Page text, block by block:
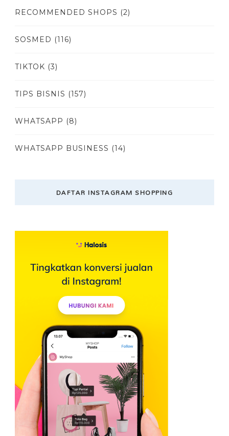
RECOMMENDED SHOPS (2)
SOSMED (116)
TIKTOK (3)
TIPS BISNIS (157)
WHATSAPP (8)
WHATSAPP BUSINESS (14)
DAFTAR INSTAGRAM SHOPPING